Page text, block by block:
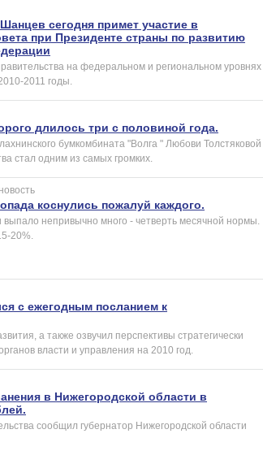
сегодня примет участие в
при Президенте страны по развитию
на федеральном и региональном уровнях
2011 годы.
длилось три с половиной года.
бумкомбината "Волга " Любови Толстяковой
стал одним из самых громких.
коснулись пожалуй каждого.
непривычно много - четверть месячной нормы.
20%.
с ежегодным посланием к
а также озвучил перспективы стратегически
власти и управления на 2010 год.
в Нижегородской области в
сообщил губернатор Нижегородской области